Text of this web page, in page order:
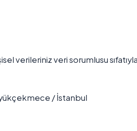
verileriniz veri sorumlusu
/ İstanbul